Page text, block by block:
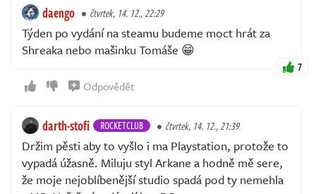
daengo čtvrtek, 14. 12., 22:29
Týden po vydání na steamu budeme moct hrát za
Shreaka nebo mašinku Tomáše 😁
7
Odpovědět
darth-stofi ROCKETCLUB čtvrtek, 14. 12., 21:39
Držim pěsti aby to vyšlo i ma Playstation, protože to
vypadá úžasně. Miluju styl Arkane a hodně mě sere,
že moje nejoblíbenější studio spadá pod ty nemehla